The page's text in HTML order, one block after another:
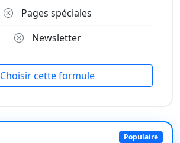
Pages spéciales
Newsletter
Choisir cette formule
Populaire